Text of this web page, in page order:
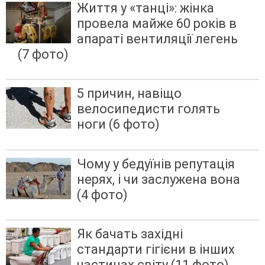
Життя у «танці»: жінка
провела майже 60 років в
апараті вентиляції легень
(7 фото)
5 причин, навіщо
велосипедисти голять
ноги (6 фото)
Чому у бедуїнів репутація
нерях, і чи заслужена вона
(4 фото)
Як бачать західні
стандарти гігієни в інших